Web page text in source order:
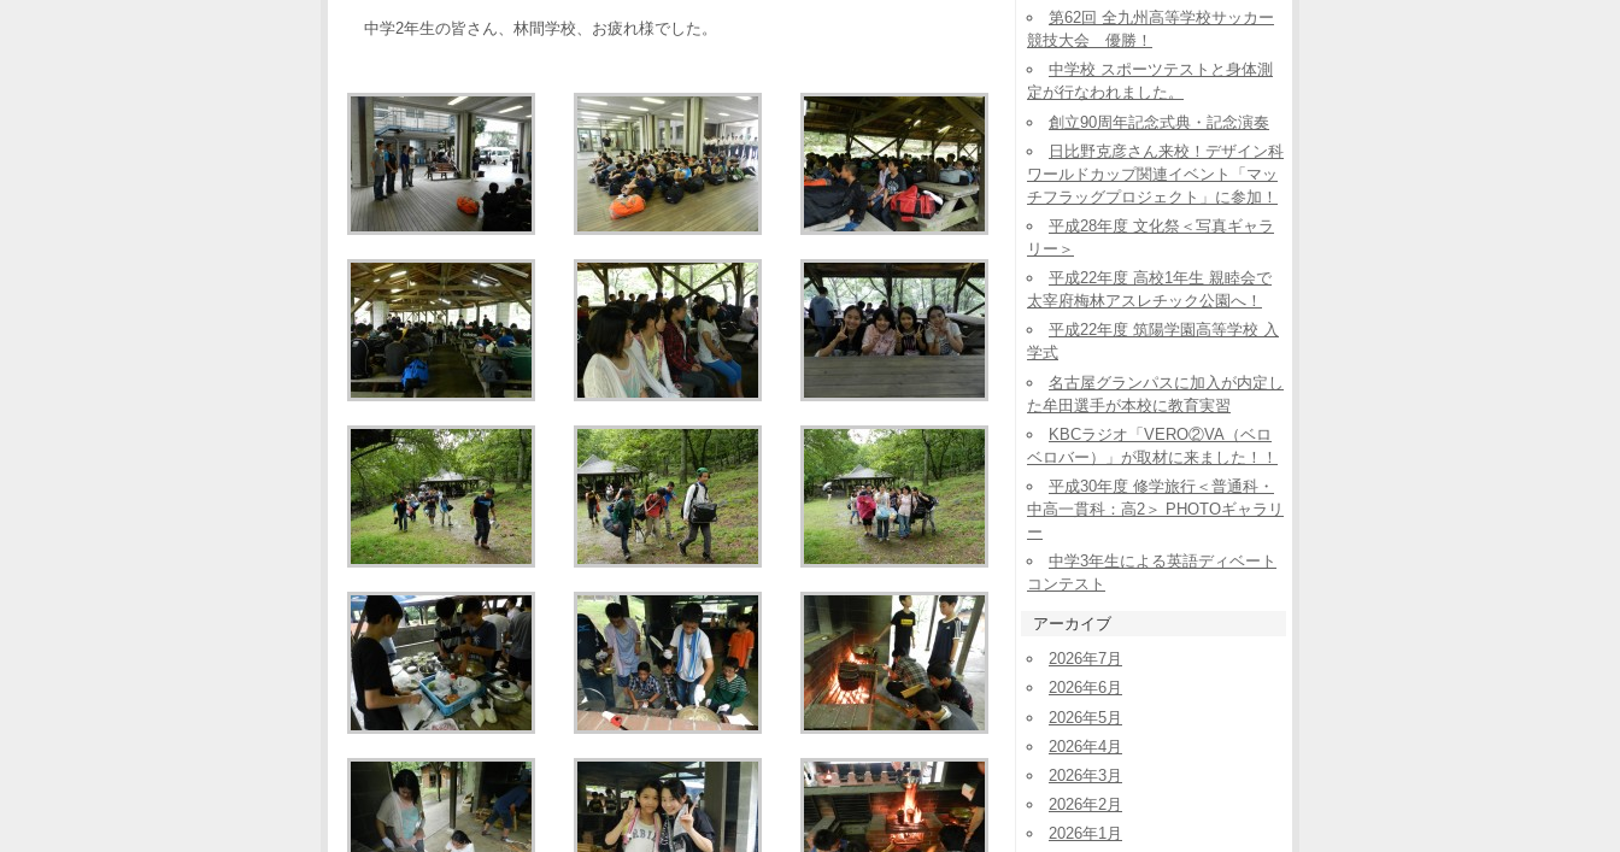
中学2年生の皆さん、林間学校、お疲れ様でした。
第62回 全九州高等学校サッカー
競技大会 優勝！
中学校 スポーツテストと身体測
定が行なわれました。
創立90周年記念式典・記念演奏
日比野克彦さん来校！デザイン科
ワールドカップ関連イベント「マッ
チフラッグプロジェクト」に参加！
平成28年度 文化祭＜写真ギャラ
リー＞
平成22年度 高校1年生 親睦会で
太宰府梅林アスレチック公園へ！
平成22年度 筑陽学園高等学校 入
学式
名古屋グランパスに加入が内定し
た牟田選手が本校に教育実習
KBCラジオ「VERO②VA（ベロ
ベロバー）」が取材に来ました！！
平成30年度 修学旅行＜普通科・
中高一貫科：高2＞ PHOTOギャラリ
ー
中学3年生による英語ディベート
コンテスト
アーカイブ
2026年7月
2026年6月
2026年5月
2026年4月
2026年3月
2026年2月
2026年1月